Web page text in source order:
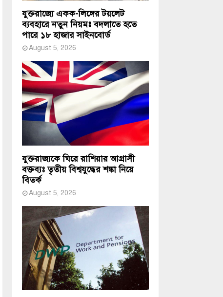
যুক্তরাজ্যে একক-লিঙ্গের টয়লেট
ব্যবহারে নতুন নিয়মঃ বদলাতে হতে
পারে ১৮ হাজার সাইনবোর্ড
August 5, 2026
যুক্তরাজ্যকে ঘিরে রাশিয়ার আগ্রাসী
বক্তব্যঃ তৃতীয় বিশ্বযুদ্ধের শঙ্কা নিয়ে
বিতর্ক
August 5, 2026